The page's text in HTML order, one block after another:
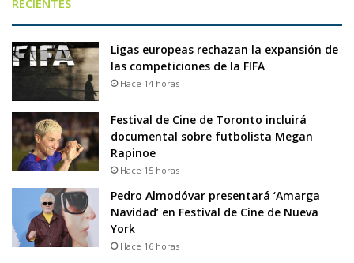
RECIENTES
Ligas europeas rechazan la expansión de
las competiciones de la FIFA
Hace 14 horas
Festival de Cine de Toronto incluirá
documental sobre futbolista Megan
Rapinoe
Hace 15 horas
Pedro Almodóvar presentará ‘Amarga
Navidad’ en Festival de Cine de Nueva
York
Hace 16 horas